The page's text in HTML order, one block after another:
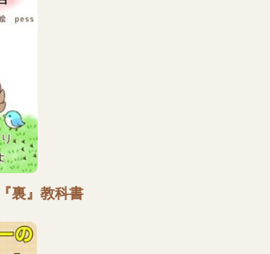
裏』教科書